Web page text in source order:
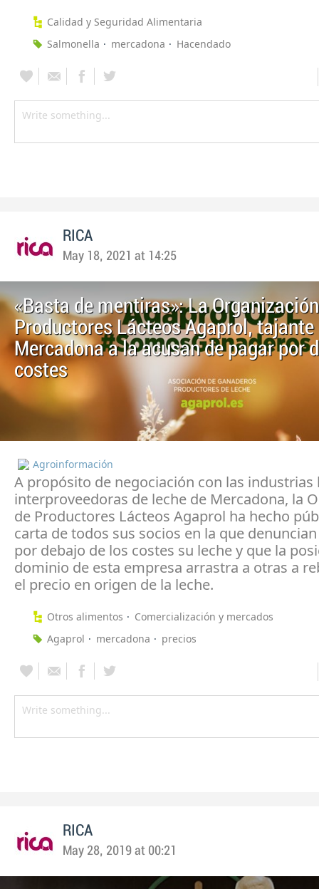
Calidad y Seguridad Alimentaria
Salmonella
mercadona Hacendado
RICA
May 18, 2021 at 14:25
«Basta de mentiras»: La
Productores Lácteos Agaprol, tajante
Mercadona a la acusan de pagar por
costes
Agroinformación
A propósito de negociación con las industrias
interproveedoras de leche de Mercadona, la
de Productores Lácteos Agaprol ha hecho
carta de todos sus socios en la que
por debajo de los costes su leche y que la
dominio de esta empresa arrastra a otras a
el precio en origen de la leche.
Otros alimentos
Comercialización y mercados
Agaprol
mercadona precios
RICA
May 28, 2019 at 00:21